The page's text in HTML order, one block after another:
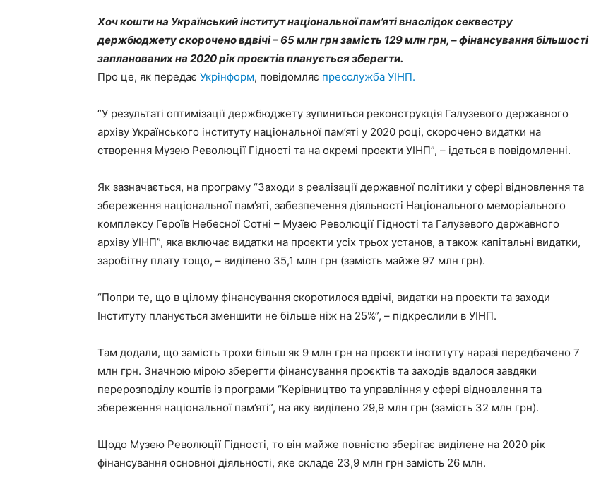
Хоч кошти на Український інститут національної пам’яті внаслідок секвестру
держбюджету скорочено вдвічі – 65 млн грн замість 129 млн грн, – фінансування більшості
запланованих на 2020 рік проєктів планується зберегти.
Про це, як передає Укрінформ, повідомляє пресслужба УІНП.
“У результаті оптимізації держбюджету зупиниться реконструкція Галузевого державного
архіву Українського інституту національної пам’яті у 2020 році, скорочено видатки на
створення Музею Революції Гідності та на окремі проєкти УІНП”, – ідеться в повідомленні.
Як зазначається, на програму “Заходи з реалізації державної політики у сфері відновлення та
збереження національної пам’яті, забезпечення діяльності Національного меморіального
комплексу Героїв Небесної Сотні – Музею Революції Гідності та Галузевого державного
архіву УІНП”, яка включає видатки на проєкти усіх трьох установ, а також капітальні видатки,
заробітну плату тощо, – виділено 35,1 млн грн (замість майже 97 млн грн).
“Попри те, що в цілому фінансування скоротилося вдвічі, видатки на проєкти та заходи
Інституту планується зменшити не більше ніж на 25%”, – підкреслили в УІНП.
Там додали, що замість трохи більш як 9 млн грн на проєкти інституту наразі передбачено 7
млн грн. Значною мірою зберегти фінансування проєктів та заходів вдалося завдяки
перерозподілу коштів із програми “Керівництво та управління у сфері відновлення та
збереження національної пам’яті”, на яку виділено 29,9 млн грн (замість 32 млн грн).
Щодо Музею Революції Гідності, то він майже повністю зберігає виділене на 2020 рік
фінансування основної діяльності, яке складе 23,9 млн грн замість 26 млн.